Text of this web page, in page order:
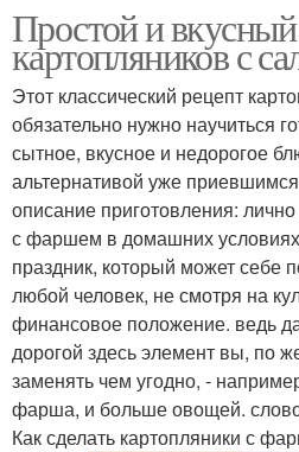
Простой и
картопляников с
Этот классический рецепт
обязательно нужно научиться
сытное, вкусное и недорогое
альтернативой уже
описание приготовления:
с фаршем в домашних условиях
праздник, который может себе
любой человек, не смотря на
финансовое положение. ведь
дорогой здесь элемент вы, по
заменять чем угодно, -
фарша, и больше овощей.
Как сделать картопляники с